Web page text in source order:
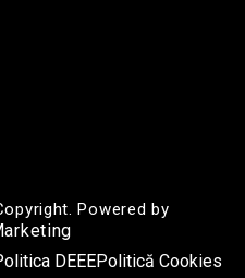
Powered by
DEEEPolitică Cookies